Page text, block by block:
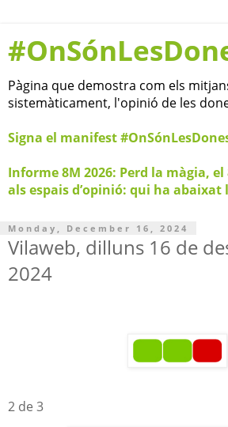
Pàgina que demostra com els
sistemàticament, l'opinió de les
Signa el manifest
Informe 8M 2026: Perd la màgia,
als espais d’opinió: qui ha abaixat
Monday, December 16, 2024
Vilaweb, dilluns 16 de
2024
2 de 3